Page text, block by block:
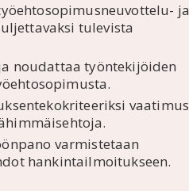
ja
tulevista
noudattaa työntekijöiden
vaatimus
varmistetaan
hankintailmoitukseen.